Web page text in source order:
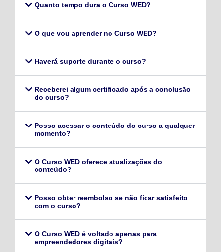
Quanto tempo dura o Curso WED?
O que vou aprender no Curso WED?
Haverá suporte durante o curso?
Receberei algum certificado após a conclusão
do curso?
Posso acessar o conteúdo do curso a qualquer
momento?
O Curso WED oferece atualizações do
conteúdo?
Posso obter reembolso se não ficar satisfeito
com o curso?
O Curso WED é voltado apenas para
empreendedores digitais?